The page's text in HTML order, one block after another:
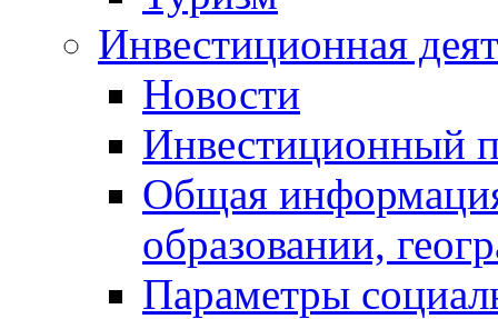
Инвестиционная
Новости
Инвестиционный
Общая
образовании,
Параметры